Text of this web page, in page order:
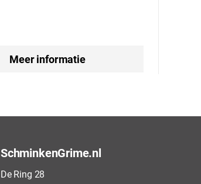
Meer informatie
SchminkenGrime.nl
De Ring 28